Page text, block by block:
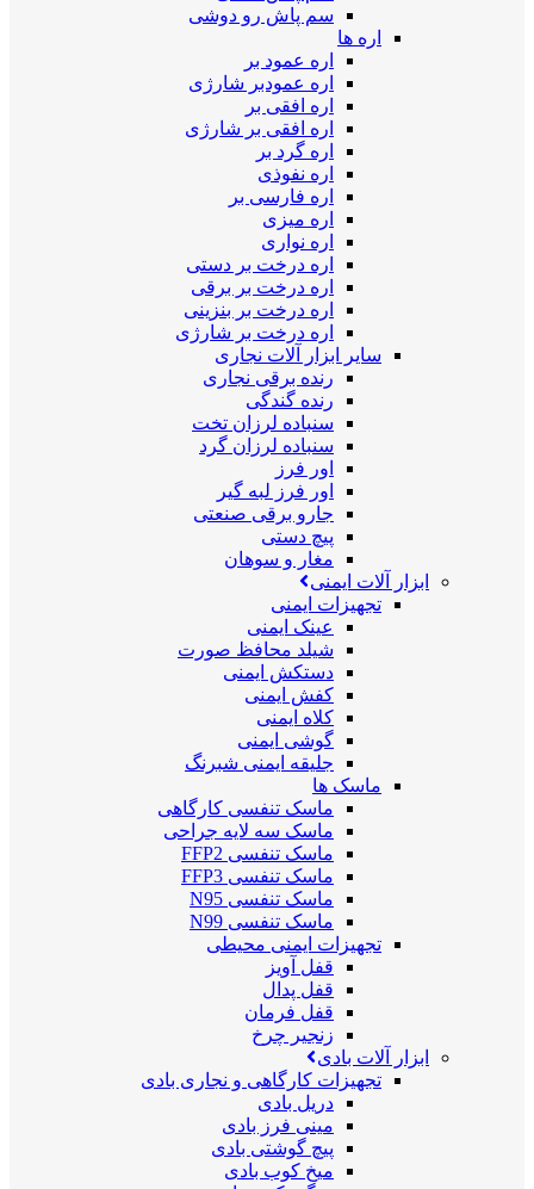
سم پاش رو دوشی
اره ها
اره عمود بر
اره عمودبر شارژی
اره افقی بر
اره افقی بر شارژی
اره گرد بر
اره نفوذی
اره فارسی بر
اره میزی
اره نواری
اره درخت بر دستی
اره درخت بر برقی
اره درخت بر بنزینی
اره درخت بر شارژی
سایر ابزار آلات نجاری
رنده برقی نجاری
رنده گندگی
سنباده لرزان تخت
سنباده لرزان گرد
اور فرز
اور فرز لبه گیر
جارو برقی صنعتی
پیچ دستی
مغار و سوهان
ابزار آلات ایمنی
تجهیزات ایمنی
عینک ایمنی
شیلد محافظ صورت
دستکش ایمنی
کفش ایمنی
کلاه ایمنی
گوشی ایمنی
جلیقه ایمنی شبرنگ
ماسک ها
ماسک تنفسی کارگاهی
ماسک سه لایه جراحی
ماسک تنفسی FFP2
ماسک تنفسی FFP3
ماسک تنفسی N95
ماسک تنفسی N99
تجهیزات ایمنی محیطی
قفل آویز
قفل پدال
قفل فرمان
زنجیر چرخ
ابزار آلات بادی
تجهیزات کارگاهی و نجاری بادی
دریل بادی
مینی فرز بادی
پیچ گوشتی بادی
میخ کوب بادی